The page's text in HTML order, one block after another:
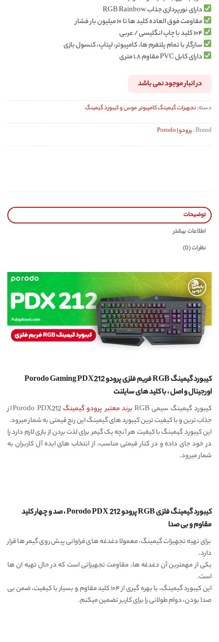
دارای نورپردازی جذاب RGB Rainbow
مقاومت فوق العاده کلید ها تا ۱۰ میلیون بار فشار
۱۰۴ کلید با چاپ انگلیسی / عربی
سازگار با تمام پلتفرم ها، کامپیوتر، لپتاپ، کنسول بازی
دارای کابل PVC مقاوم ۱.۸ متری
در انبار موجود نمی باشد
دسته:تجهیزات گیمینگ کامپیوتر,موس و کیبورد گیمینگ
Brand : پرودو | Porodo
توضیحات
اطلاعات بیشتر
نظرات (0)
کیبورد گیمینگ RGB فریم فلزی پرودو Porodo Gaming PDX212
اورجینال و اصل ، با کلید های سایلنت
کیبورد گیمینگ سیمی RGB برند معتبر پرودو گیمینگ
Porodo PDX212 از
جذاب ترین و با کیفیت ترین کیبورد های گیمینگ این رنج قیمتی به شمار میرود.
این کیبورد گیمینگ با کیفیت هر آنچه یک گیمر برای لذت بردن از بازی لازم دارد را
در خود جای داده و در کنار قیمتی مناسب، از انتخاب های ایده آل کاربران به
شمار میرود.
کیبورد گیمینگ فلزی RGB پرودو Porodo PDX 212 ، صد و چهار کلید
مقاوم و بی صدا
برای تهیه تجهیزات گیمینگ، معمولا دغدغه های فراوانی پیش روی گیمر ها قرار
دارد.
یکی از مهمترین آن دغدغه ها، مقاومت تجهیزاتی است که در حال تهیه ان ها
است.
این کیبورد گیمینگ، با بهره گیری از ۱۰۴ کلید مقاوم و بسیار با کیفیت، ضمن بی
صدا بودن، دوام طولانی را برای کاربر تضمین میکنم.